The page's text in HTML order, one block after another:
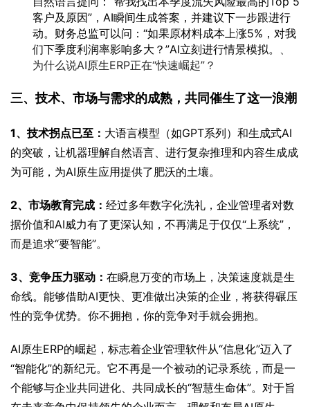
客户及原因”，AI瞬间生成答案，并建议下一步跟进行
动。财务总监可以问：“如果原材料成本上涨5%，对我
们下季度利润率影响多大？”AI立刻进行情景模拟。 、
为什么说AI原生ERP正在“快速崛起”？
三、技术、市场与需求的成熟，共同催生了这一浪潮
1、技术拐点已至： 大语言模型（如GPT系列）和生成式AI
的突破，让机器理解自然语言、进行复杂推理和内容生成成
为可能，为AI原生应用提供了肥沃的土壤。
2、市场教育完成： 经过多年数字化洗礼，企业管理者对数
据价值和AI威力有了更深认知，不再满足于仅仅“上系统”，
而是追求“要智能”。
3、竞争压力驱动： 在瞬息万变的市场上，决策速度就是生
命线。能够借助AI更快、更准做出决策的企业，将获得碾压
性的竞争优势。你不拥抱，你的竞争对手就会拥抱。
AI原生ERP的崛起，标志着企业管理软件从“信息化”迈入了
“智能化”的新纪元。它不再是一个被动的记录系统，而是一
个能够与企业共同进化、共同成长的“智慧生命体”。对于旨